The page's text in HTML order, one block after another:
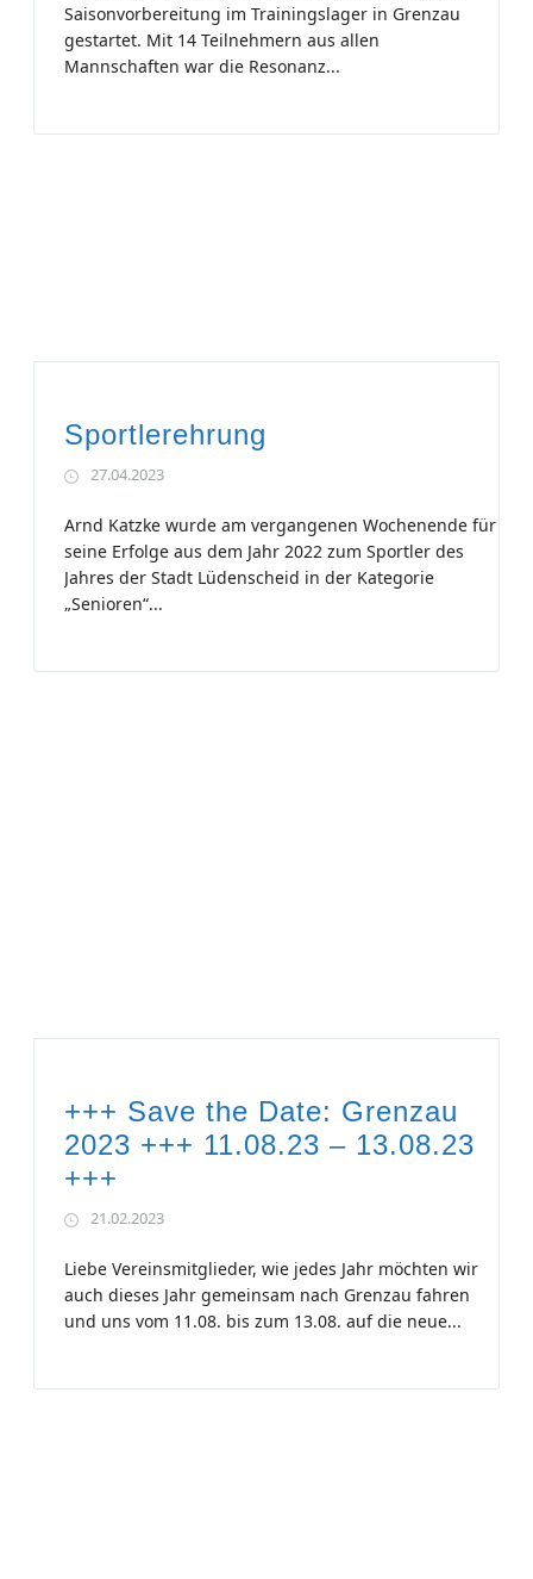
Saisonvorbereitung im Trainingslager in Grenzau
gestartet. Mit 14 Teilnehmern aus allen
Mannschaften war die Resonanz...
Sportlerehrung
27.04.2023
Arnd Katzke wurde am vergangenen Wochenende für
seine Erfolge aus dem Jahr 2022 zum Sportler des
Jahres der Stadt Lüdenscheid in der Kategorie
„Senioren“...
+++ Save the Date: Grenzau
2023 +++ 11.08.23 – 13.08.23
+++
21.02.2023
Liebe Vereinsmitglieder, wie jedes Jahr möchten wir
auch dieses Jahr gemeinsam nach Grenzau fahren
und uns vom 11.08. bis zum 13.08. auf die neue...